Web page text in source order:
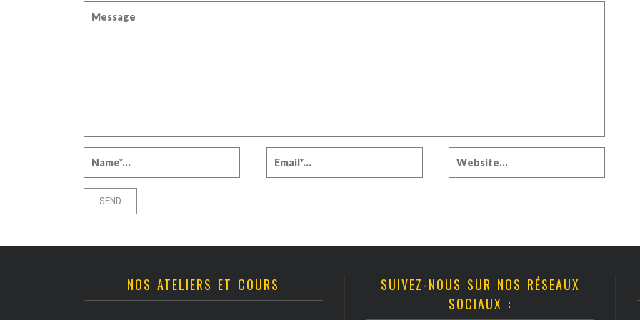
NOS ATELIERS ET COURS
SUIVEZ-NOUS SUR NOS RÉSEAUX
SOCIAUX :